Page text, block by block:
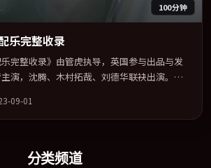
100分钟
乐完整收录
完整收录》由管虎执导，英国参与出品与发
演，沈腾、木村拓哉、刘德华联袂出演。公
与视听上力求统一。定于 2023-09-14 在内地
相，2023 年度话题片中口碑稳健，适合喜欢
09-01
分类频道